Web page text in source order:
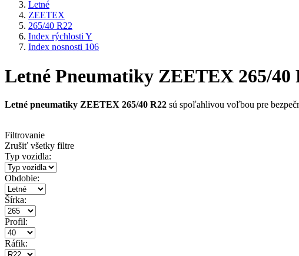
Letné
ZEETEX
265/40 R22
Index rýchlosti Y
Index nosnosti 106
Letné Pneumatiky ZEETEX 265/40
Letné pneumatiky ZEETEX 265/40 R22 sú spoľahlivou voľbou pre
Filtrovanie
Zrušiť všetky filtre
Typ vozidla:
Obdobie:
Šírka:
Profil:
Ráfik: